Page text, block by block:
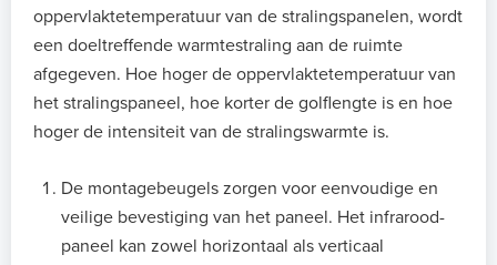
oppervlaktetemperatuur van de stralingspanelen, wordt
een doeltreffende warmtestraling aan de ruimte
afgegeven. Hoe hoger de oppervlaktetemperatuur van
het stralingspaneel, hoe korter de golflengte is en hoe
hoger de intensiteit van de stralingswarmte is.
De montagebeugels zorgen voor eenvoudige en
veilige bevestiging van het paneel. Het infrarood-
paneel kan zowel horizontaal als verticaal